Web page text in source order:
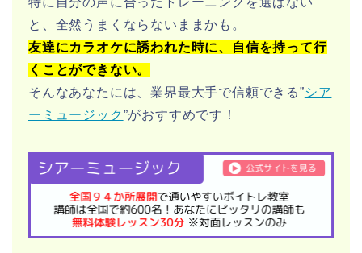
と、全然うまくならないままかも。
友達にカラオケに誘われた時に、自信を持って行
くことができない。
そんなあなたには、業界最大手で信頼できる”シア
ーミュージック”がおすすめです！